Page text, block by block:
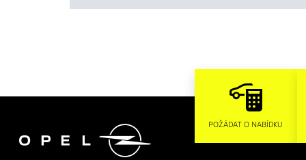
 POŽÁDAT O NABÍDKU